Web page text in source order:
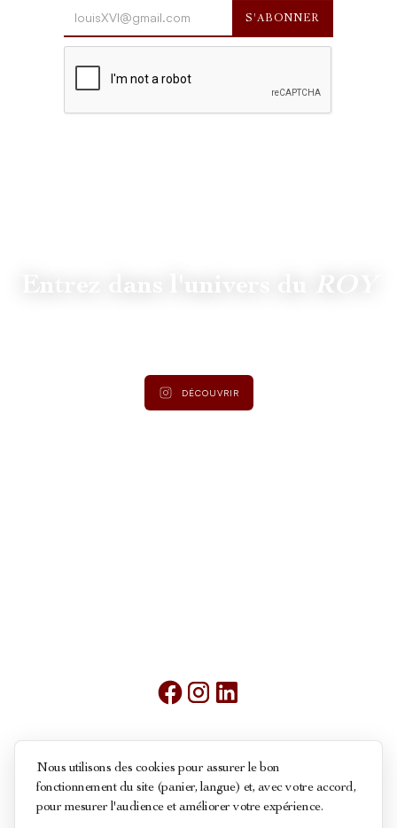
ROY
DÉCOUVRIR
Conditions générales de ventes
Nous utilisons des cookies pour assurer le bon
fonctionnement du site (panier, langue) et, avec votre accord,
pour mesurer l'audience et améliorer votre expérience.